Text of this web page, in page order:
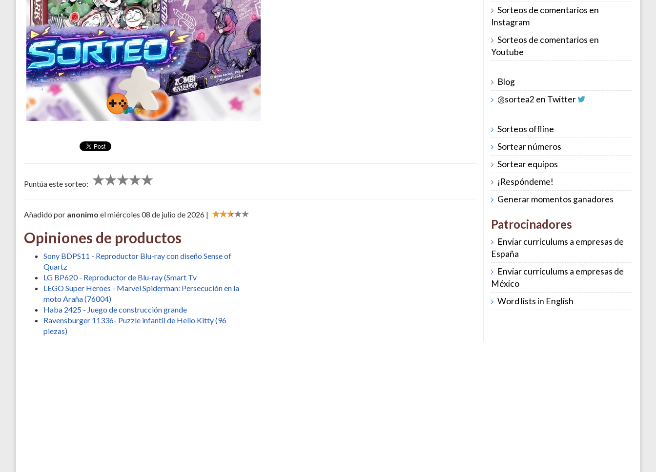
Puntúa este sorteo:
Añadido por anonimo el miércoles 08 de julio de 2026 |
Opiniones de productos
Sony BDPS11 - Reproductor Blu-ray con diseño Sense of
Quartz
LG BP620 - Reproductor de Blu-ray (Smart Tv
LEGO Super Heroes - Marvel Spiderman: Persecución en la
moto Araña (76004)
Haba 2425 - Juego de construcción grande
Ravensburger 11336- Puzzle infantil de Hello Kitty (96
piezas)
Sorteos de comentarios en
Instagram
Sorteos de comentarios en
Youtube
Blog
@sortea2 en Twitter
Sorteos offline
Sortear números
Sortear equipos
¡Respóndeme!
Generar momentos ganadores
Patrocinadores
Enviar currículums a empresas de
España
Enviar currículums a empresas de
México
Word lists in English